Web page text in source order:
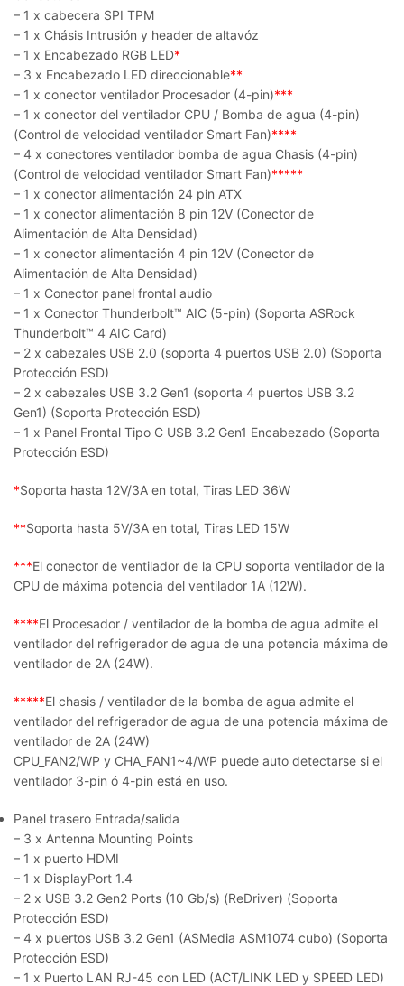
– 1 x cabecera SPI TPM
– 1 x Chásis Intrusión y header de altavóz
– 1 x Encabezado RGB LED*
– 3 x Encabezado LED direccionable**
– 1 x conector ventilador Procesador (4-pin)***
– 1 x conector del ventilador CPU / Bomba de agua (4-pin)
(Control de velocidad ventilador Smart Fan)****
– 4 x conectores ventilador bomba de agua Chasis (4-pin)
(Control de velocidad ventilador Smart Fan)*****
– 1 x conector alimentación 24 pin ATX
– 1 x conector alimentación 8 pin 12V (Conector de
Alimentación de Alta Densidad)
– 1 x conector alimentación 4 pin 12V (Conector de
Alimentación de Alta Densidad)
– 1 x Conector panel frontal audio
– 1 x Conector Thunderbolt™ AIC (5-pin) (Soporta ASRock
Thunderbolt™ 4 AIC Card)
– 2 x cabezales USB 2.0 (soporta 4 puertos USB 2.0) (Soporta
Protección ESD)
– 2 x cabezales USB 3.2 Gen1 (soporta 4 puertos USB 3.2
Gen1) (Soporta Protección ESD)
– 1 x Panel Frontal Tipo C USB 3.2 Gen1 Encabezado (Soporta
Protección ESD)
*Soporta hasta 12V/3A en total, Tiras LED 36W
**Soporta hasta 5V/3A en total, Tiras LED 15W
***El conector de ventilador de la CPU soporta ventilador de la
CPU de máxima potencia del ventilador 1A (12W).
****El Procesador / ventilador de la bomba de agua admite el
ventilador del refrigerador de agua de una potencia máxima de
ventilador de 2A (24W).
*****El chasis / ventilador de la bomba de agua admite el
ventilador del refrigerador de agua de una potencia máxima de
ventilador de 2A (24W)
CPU_FAN2/WP y CHA_FAN1~4/WP puede auto detectarse si el
ventilador 3-pin ó 4-pin está en uso.
Panel trasero Entrada/salida
– 3 x Antenna Mounting Points
– 1 x puerto HDMI
– 1 x DisplayPort 1.4
– 2 x USB 3.2 Gen2 Ports (10 Gb/s) (ReDriver) (Soporta
Protección ESD)
– 4 x puertos USB 3.2 Gen1 (ASMedia ASM1074 cubo) (Soporta
Protección ESD)
– 1 x Puerto LAN RJ-45 con LED (ACT/LINK LED y SPEED LED)